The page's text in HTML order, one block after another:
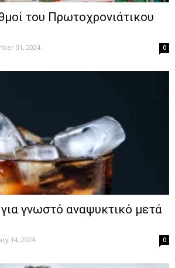
του Πρωτοχρονιάτικου
31, 2024 0
γνωστό αναψυκτικό μετά
14, 2024 0